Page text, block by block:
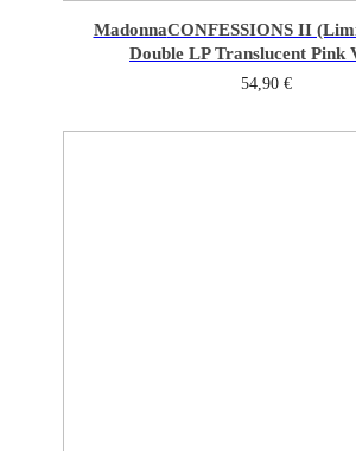
MadonnaCONFESSIONS II
Double LP Translucent Pink
54,90 €